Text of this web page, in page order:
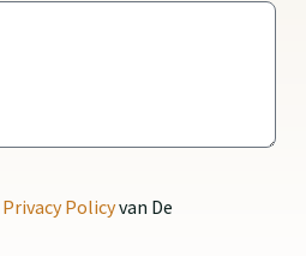
Privacy Policyvan De